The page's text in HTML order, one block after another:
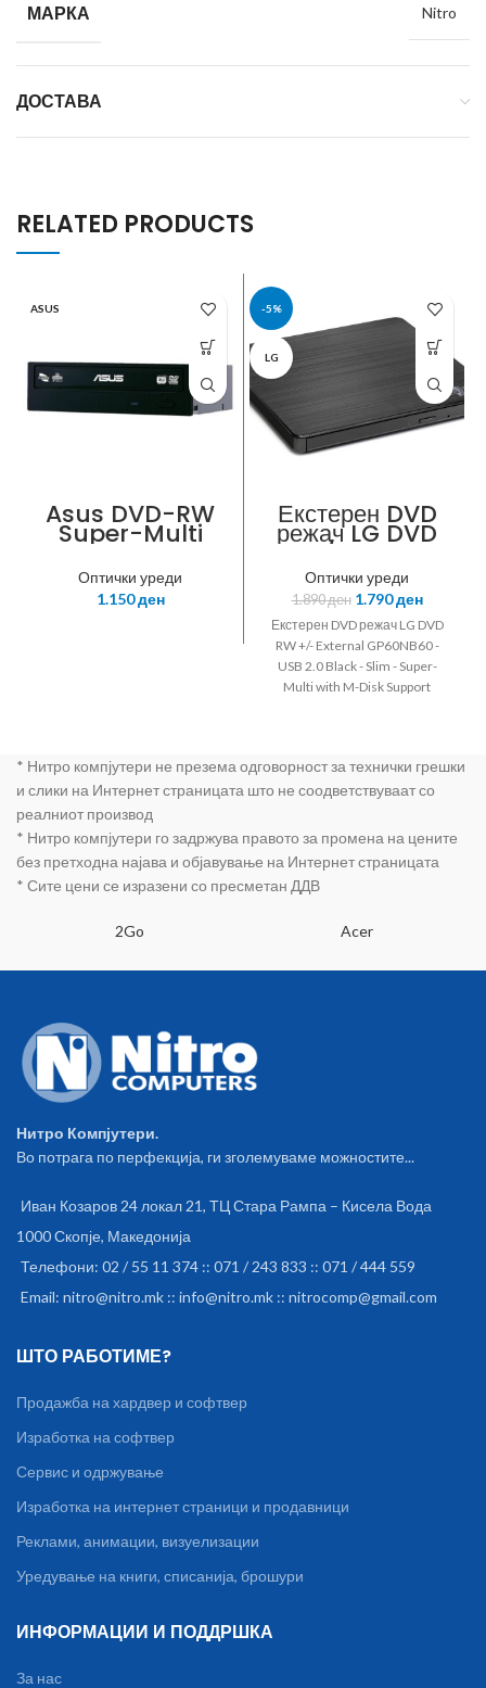
МАРКА Nitro
ДОСТАВА
RELATED PRODUCTS
ASUS
Asus DVD-RW
Super-Multi
SATA Black
DRW-
24B1ST/BLK/B/A
S SATA,
Оптички уреди
1.150ден
-5%
LG
Екстерен DVD
режач LG DVD
RW +/- External
USB 2.0 Black
GP60NB60 Slim
Super-Multi
with M-Disk
Support
Оптички уреди
1.890ден 1.790ден
Екстерен DVD режач LG DVD
RW +/- External GP60NB60 -
USB 2.0 Black - Slim - Super-
Multi with M-Disk Support
* Нитро компјутери не презема одговорност за технички грешки
и слики на Интернет страницата што не соодветствуваат со
реалниот производ
* Нитро компјутери го задржува правото за промена на цените
без претходна најава и објавување на Интернет страницата
* Сите цени се изразени со пресметан ДДВ
2Go Acer
Нитро Компјутери.
Во потрага по перфекција, ги зголемуваме можностите...
Иван Козаров 24 локал 21, ТЦ Стара Рампа – Кисела Вода
1000 Скопје, Македонија
Телефони: 02 / 55 11 374 :: 071 / 243 833 :: 071 / 444 559
Email: nitro@nitro.mk :: info@nitro.mk :: nitrocomp@gmail.com
ШТО РАБОТИМЕ?
Продажба на хардвер и софтвер
Изработка на софтвер
Сервис и одржување
Изработка на интернет страници и продавници
Реклами, анимации, визуелизации
Уредување на книги, списанија, брошури
ИНФОРМАЦИИ И ПОДДРШКА
За нас